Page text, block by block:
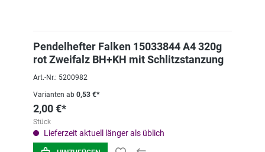
Pendelhefter Falken 15033844 A4 320g
rot Zweifalz BH+KH mit Schlitzstanzung
Art.-Nr.: 5200982
Varianten ab 0,53 €*
2,00 €*
Stück
Lieferzeit aktuell länger als üblich